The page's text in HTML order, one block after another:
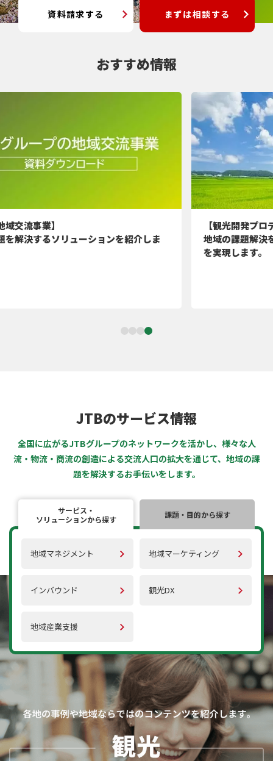
資料請求する まずは相談する
おすすめ情報
【観光開発プロデューサー】
地域の課題解決を支援し、持続可能な地域づくり
JTBのサービス情報
全国に広がるJTBグループのネットワークを活かし、 様々な人
流・物流・商流の創造による交流人口の拡大を通じて、 地域の課
題を解決するお手伝いをします。
サービス・
ソリューションから探す
課題・目的から探す
地域マネジメント 地域マーケティング
インバウンド 観光DX
地域産業支援